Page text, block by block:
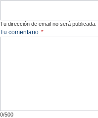
Tu dirección de email no será publicada.
Tu comentario *
0/500